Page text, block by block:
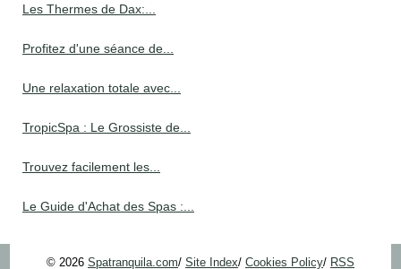
Les Thermes de Dax:...
Profitez d'une séance de...
Une relaxation totale avec...
TropicSpa : Le Grossiste de...
Trouvez facilement les...
Le Guide d'Achat des Spas :...
© 2026 Spatranquila.com/ Site Index/ Cookies Policy/ RSS